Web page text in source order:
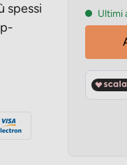
spessi
Ultimi